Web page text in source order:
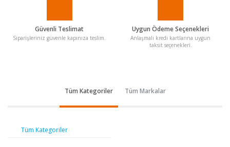
Güvenli Teslimat
Siparişleriniz güvenle kapınıza teslim.
Uygun Ödeme Seçenekleri
Anlaşmalı kredi kartlarına uygun
taksit seçenekleri.
Tüm Kategoriler Tüm Markalar
Tüm Kategoriler